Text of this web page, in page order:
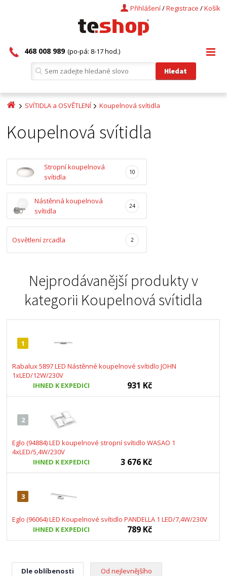
Košík
/
Registrace
/
Přihlášení
468 008 989 (po-pá: 8-17 hod.)
SVÍTIDLA a OSVĚTLENÍ Koupelnová svítidla
Koupelnová svítidla
Stropní koupelnová
svítidla
10
Nástěnná koupelnová
svítidla
24
Osvětlení zrcadla 2
Nejprodávanější produkty v
kategorii Koupelnová svítidla
1
Rabalux 5897 LED Nástěnné koupelnové svítidlo JOHN
1xLED/12W/230V
IHNED K EXPEDICI
931 Kč
2
Eglo (94884) LED koupelnové stropní svítidlo WASAO 1
4xLED/5,4W/230V
IHNED K EXPEDICI
3 676 Kč
3
Eglo (96064) LED Koupelnové svítidlo PANDELLA 1 LED/7,4W/230V
IHNED K EXPEDICI
789 Kč
Dle oblíbenosti Od nejlevnějšího